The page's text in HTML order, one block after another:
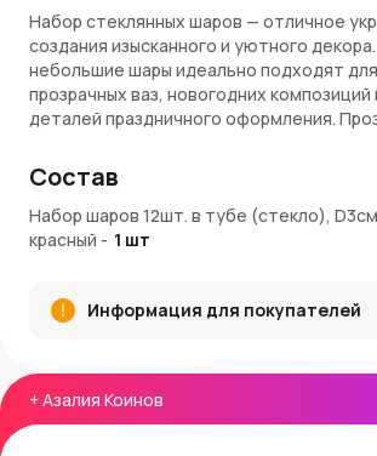
+ Азалия Коинов
Набор стеклянных шаров — отличное
создания изысканного и уютного
небольшие шары идеально подходят
прозрачных ваз, новогодних композиций
деталей праздничного оформления.
Преимущества:
12 стеклянных шаров диаметром 3 см
Глубокие темно-красные оттенки для
Компактный размер для многообразия
решений
хранения
Артикул: E1761
Состав
Набор шаров 12шт. в тубе (стекло),
красный - 1 шт
Информация для покупателей